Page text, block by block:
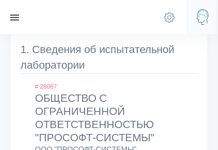
1. Сведения об испытательной
лаборатории
# 28067
ОБЩЕСТВО С
ОГРАНИЧЕННОЙ
ОТВЕТСТВЕННОСТЬЮ
"ПРОСОФТ-СИСТЕМЫ"